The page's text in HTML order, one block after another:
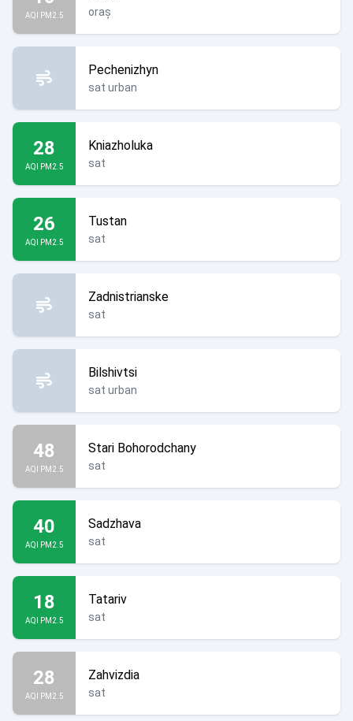
AQI PM2.5 oraș
Pechenizhyn
sat urban
28
AQI PM2.5
Kniazholuka
sat
26
AQI PM2.5
Tustan
sat
Zadnistrianske
sat
Bilshivtsi
sat urban
48
AQI PM2.5
Stari Bohorodchany
sat
40
AQI PM2.5
Sadzhava
sat
18
AQI PM2.5
Tatariv
sat
28
AQI PM2.5
Zahvizdia
sat